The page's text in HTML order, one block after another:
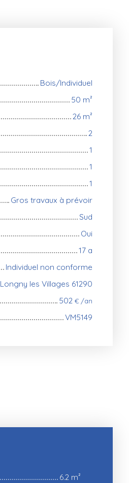
Bois/Individuel
50 m²
26 m²
2
1
1
1
Gros travaux à prévoir
Sud
Oui
17 a
Individuel non conforme
Longny les Villages 61290
502 € /an
VM5149
6.2 m²